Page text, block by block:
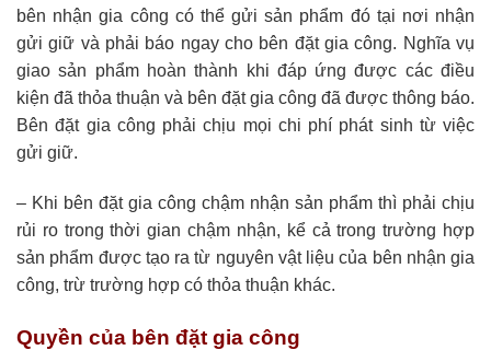
bên nhận gia công có thể gửi sản phẩm đó tại nơi nhận
gửi giữ và phải báo ngay cho bên đặt gia công. Nghĩa vụ
giao sản phẩm hoàn thành khi đáp ứng được các điều
kiện đã thỏa thuận và bên đặt gia công đã được thông báo.
Bên đặt gia công phải chịu mọi chi phí phát sinh từ việc
gửi giữ.
– Khi bên đặt gia công chậm nhận sản phẩm thì phải chịu
rủi ro trong thời gian chậm nhận, kể cả trong trường hợp
sản phẩm được tạo ra từ nguyên vật liệu của bên nhận gia
công, trừ trường hợp có thỏa thuận khác.
Quyền của bên đặt gia công